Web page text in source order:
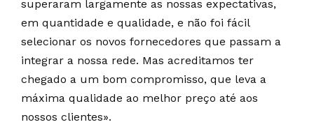
superaram largamente as nossas expectativas,
em quantidade e qualidade, e não foi fácil
selecionar os novos fornecedores que passam a
integrar a nossa rede. Mas acreditamos ter
chegado a um bom compromisso, que leva a
máxima qualidade ao melhor preço até aos
nossos clientes».